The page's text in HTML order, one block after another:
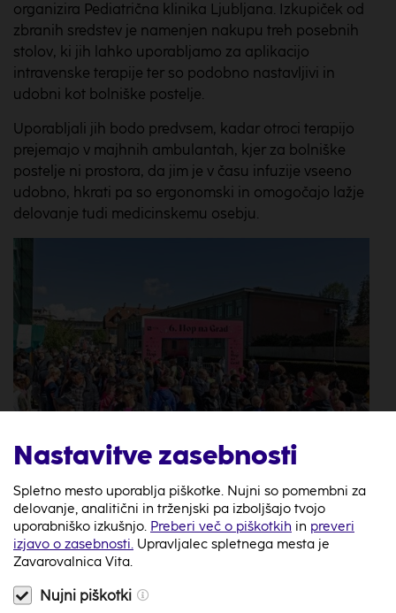
organizira Pediatrična klinika Ljubljana. Izkupiček od
zbranih sredstev je namenjen nakupu treh posebnih
stolov, ki jih lahko uporabljamo za aplikacijo
intravenske terapije ter so podobno nastavljivi in
udobni kot bolniške postelje.
Uporabljali jih bodo predvsem, kadar otroci terapijo
prejemajo v majhnih ambulantah, kjer za bolniške
postelje ni prostora, da jim je v času infuzije vseeno
udobno, hkrati pa so ergonomski in omogočajo lažje
delovanje tudi medicinskemu osebju.
Tip novice:Obvestila, Skrb za zdravje
Nazaj
Nastavitve zasebnosti
Spletno mesto uporablja piškotke. Nujni so pomembni za
delovanje, analitični in trženjski pa izboljšajo tvojo
uporabniško izkušnjo. Preberi več o piškotkih in preveri
izjavo o zasebnosti. Upravljalec spletnega mesta je
Zavarovalnica Vita.
Nujni piškotki